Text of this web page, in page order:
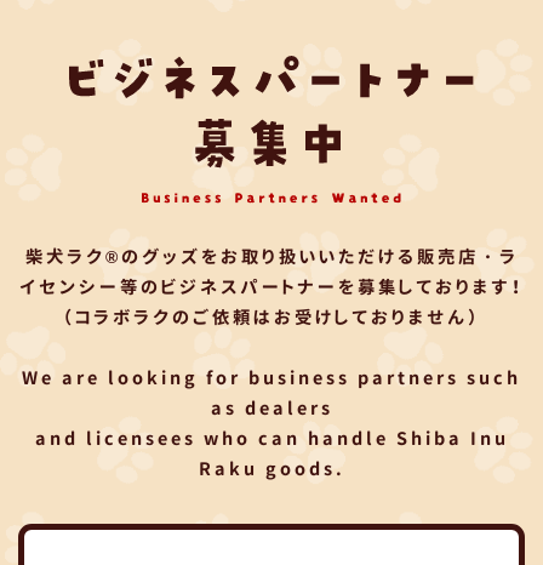
柴犬ラク®のグッズをお取り扱いいただける 販売店・ラ
イセンシー等のビジネスパートナーを募集しております！
（コラボラクのご依頼はお受けしておりません）
We are looking for business partners such
as dealers
and licensees who can handle Shiba Inu
Raku goods.